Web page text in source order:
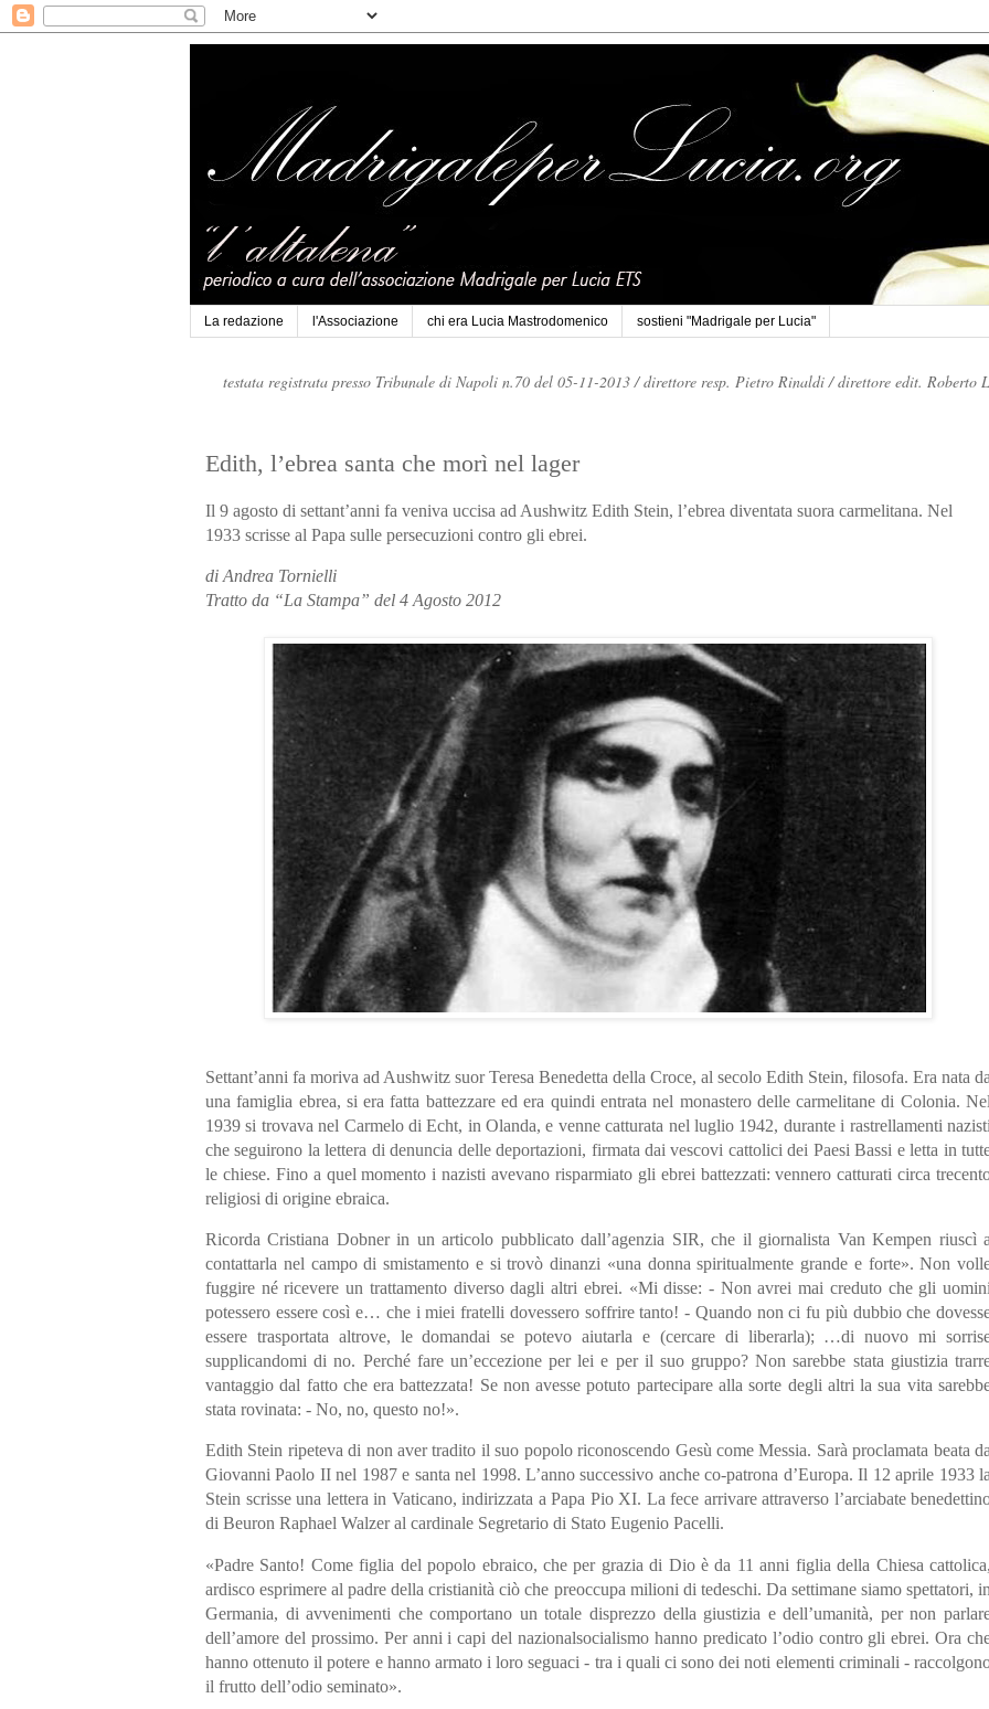
La redazione l'Associazione chi era Lucia Mastrodomenico sostieni "Madrigale per Lucia"
testata registrata presso Tribunale di Napoli n.70 del 05-11-2013 /direttore resp. Pietro Rinaldi /direttore edit. Roberto
Edith, l’ebrea santa che morì nel lager
Il 9 agosto di settant’anni fa veniva uccisa ad Aushwitz Edith Stein, l’ebrea diventata suora carmelitana. Nel
1933 scrisse al Papa sulle persecuzioni contro gli ebrei.
di Andrea Tornielli
Tratto da “La Stampa” del 4 Agosto 2012
Settant’anni fa moriva ad Aushwitz suor Teresa Benedetta della Croce, al secolo Edith Stein, filosofa. Era nata da
una famiglia ebrea, si era fatta battezzare ed era quindi entrata nel monastero delle carmelitane di Colonia. Nel
1939 si trovava nel Carmelo di Echt, in Olanda, e venne catturata nel luglio 1942, durante i rastrellamenti nazisti
che seguirono la lettera di denuncia delle deportazioni, firmata dai vescovi cattolici dei Paesi Bassi e letta in
le chiese. Fino a quel momento i nazisti avevano risparmiato gli ebrei battezzati: vennero catturati circa
religiosi di origine ebraica.
Ricorda Cristiana Dobner in un articolo pubblicato dall’agenzia SIR, che il giornalista Van Kempen riuscì a
contattarla nel campo di smistamento e si trovò dinanzi «una donna spiritualmente grande e forte». Non
fuggire né ricevere un trattamento diverso dagli altri ebrei. «Mi disse: - Non avrei mai creduto che gli uomini
potessero essere così e… che i miei fratelli dovessero soffrire tanto! - Quando non ci fu più dubbio che
essere trasportata altrove, le domandai se potevo aiutarla e (cercare di liberarla); …di nuovo mi
supplicandomi di no. Perché fare un’eccezione per lei e per il suo gruppo? Non sarebbe stata giustizia
vantaggio dal fatto che era battezzata! Se non avesse potuto partecipare alla sorte degli altri la sua vita
stata rovinata: - No, no, questo no!».
Edith Stein ripeteva di non aver tradito il suo popolo riconoscendo Gesù come Messia. Sarà proclamata beata da
Giovanni Paolo II nel 1987 e santa nel 1998. L’anno successivo anche co-patrona d’Europa. Il 12 aprile 1933 la
Stein scrisse una lettera in Vaticano, indirizzata a Papa Pio XI. La fece arrivare attraverso l’arciabate
di Beuron Raphael Walzer al cardinale Segretario di Stato Eugenio Pacelli.
«Padre Santo! Come figlia del popolo ebraico, che per grazia di Dio è da 11 anni figlia della Chiesa cattolica,
ardisco esprimere al padre della cristianità ciò che preoccupa milioni di tedeschi. Da settimane siamo spettatori, in
Germania, di avvenimenti che comportano un totale disprezzo della giustizia e dell’umanità, per non
dell’amore del prossimo. Per anni i capi del nazionalsocialismo hanno predicato l’odio contro gli ebrei. Ora
hanno ottenuto il potere e hanno armato i loro seguaci - tra i quali ci sono dei noti elementi criminali -
il frutto dell’odio seminato».